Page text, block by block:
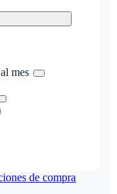
mes
de compra